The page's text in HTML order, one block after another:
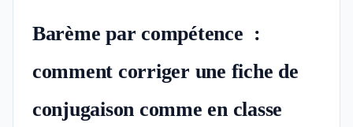
Barème par compétence :
comment corriger une fiche de
conjugaison comme en classe